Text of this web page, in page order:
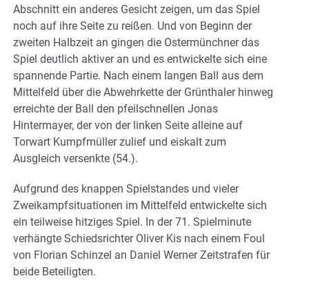
Abschnitt ein anderes Gesicht zeigen, um das Spiel
noch auf ihre Seite zu reißen. Und von Beginn der
zweiten Halbzeit an gingen die Ostermünchner das
Spiel deutlich aktiver an und es entwickelte sich eine
spannende Partie. Nach einem langen Ball aus dem
Mittelfeld über die Abwehrkette der Grünthaler hinweg
erreichte der Ball den pfeilschnellen Jonas
Hintermayer, der von der linken Seite alleine auf
Torwart Kumpfmüller zulief und eiskalt zum
Ausgleich versenkte (54.).
Aufgrund des knappen Spielstandes und vieler
Zweikampfsituationen im Mittelfeld entwickelte sich
ein teilweise hitziges Spiel. In der 71. Spielminute
verhängte Schiedsrichter Oliver Kis nach einem Foul
von Florian Schinzel an Daniel Werner Zeitstrafen für
beide Beteiligten.